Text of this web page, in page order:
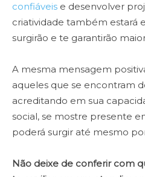
confiáveis e desenvolver
criatividade também estará
surgirão e te garantirão
A mesma mensagem
aqueles que se encontram
acreditando em sua
social, se mostre presente
poderá surgir até mesmo
Não deixe de conferir com